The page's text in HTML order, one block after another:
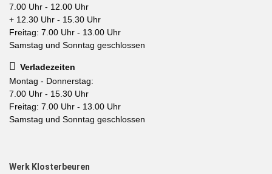
7.00 Uhr - 12.00 Uhr
+ 12.30 Uhr - 15.30 Uhr
Freitag: 7.00 Uhr - 13.00 Uhr
Samstag und Sonntag geschlossen
Verladezeiten
Montag - Donnerstag:
7.00 Uhr - 15.30 Uhr
Freitag: 7.00 Uhr - 13.00 Uhr
Samstag und Sonntag geschlossen
Werk Klosterbeuren